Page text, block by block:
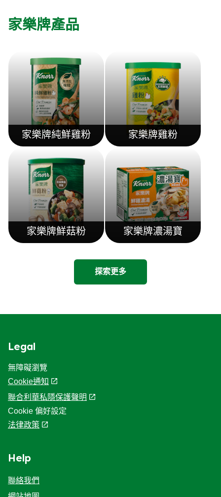
家樂牌產品
家樂牌純鮮雞粉 家樂牌雞粉
家樂牌鮮菇粉 家樂牌濃湯寶
探索更多
Legal
無障礙瀏覽
Cookie通知
聯合利華私隱保護聲明
Cookie 偏好設定
法律政策
Help
聯絡我們